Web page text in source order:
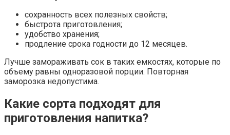
сохранность всех полезных свойств;
быстрота приготовления;
удобство хранения;
продление срока годности до 12 месяцев.
Лучше замораживать сок в таких емкостях, которые по
объему равны одноразовой порции. Повторная
заморозка недопустима.
Какие сорта подходят для
приготовления напитка?